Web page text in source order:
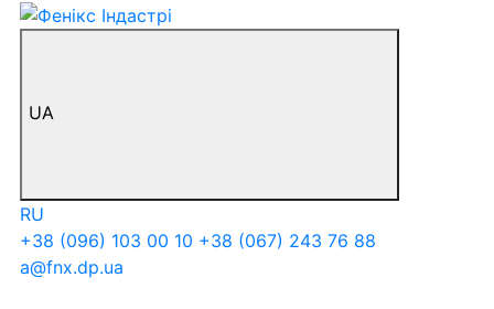
UA
RU
+38 (096) 103 00 10 +38 (067) 243 76 88
a@fnx.dp.ua